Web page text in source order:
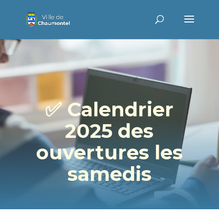
✅️ Calendrier
2025 des
ouvertures les
samedis